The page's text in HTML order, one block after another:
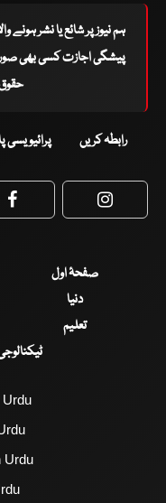
ہم نیوز پر شائع یا نشر ہونے
پیشگی اجازت کسی بھی
حقوق
رابطہ کریں پرائیویسی
Facebook
صفحۂ اول
دنیا
تعلیم
Urdu